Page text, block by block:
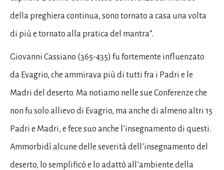
della preghiera continua, sono tornato a casa una volta
di più e tornato alla pratica del mantra”.
Giovanni Cassiano (365-435) fu fortemente influenzato
da Evagrio, che ammirava più di tutti fra i Padri e le
Madri del deserto. Ma notiamo nelle sue Conferenze che
non fu solo allievo di Evagrio, ma anche di almeno altri 15
Padri e Madri, e fece suo anche l’insegnamento di questi.
Ammorbidì alcune delle severità dell’insegnamento del
deserto, lo semplificò e lo adattò all’ambiente della